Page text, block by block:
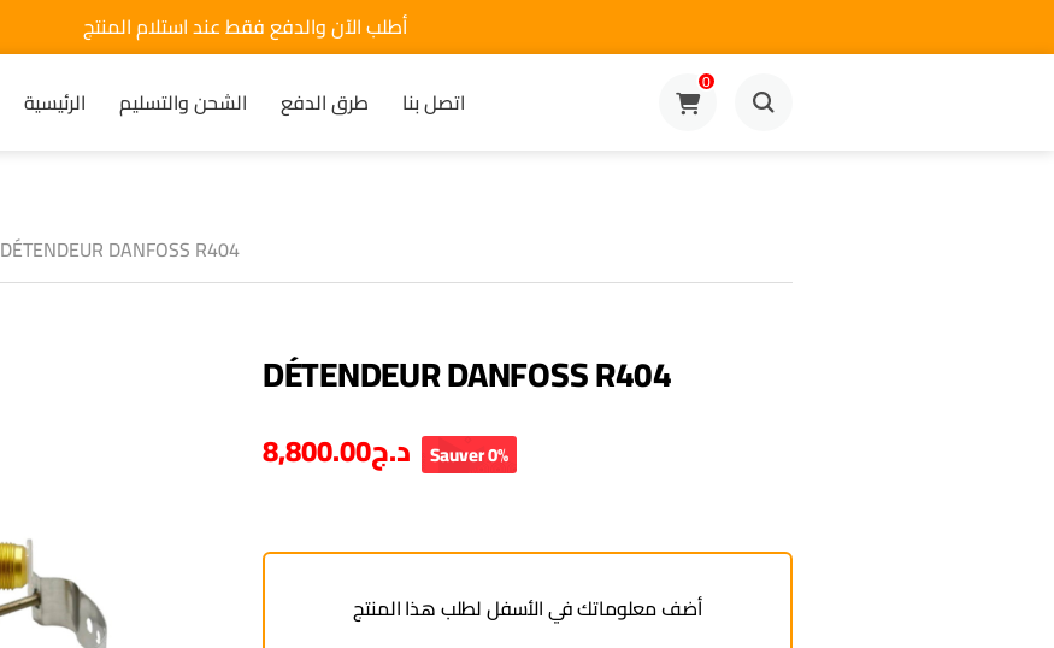
أطلب الآن والدفع فقط عند استلام المنتج
الرئيسية الشحن والتسليم طرق الدفع اتصل بنا
0
DÉTENDEUR DANFOSS R404
DÉTENDEUR DANFOSS R404
د.ج8,800.00 Sauver 0%
أضف معلوماتك في الأسفل لطلب هذا المنتج